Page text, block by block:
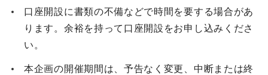
口座開設に書類の不備などで時間を要する場合があ
ります。余裕を持って口座開設をお申し込みくださ
い。
本企画の開催期間は、予告なく変更、中断または終